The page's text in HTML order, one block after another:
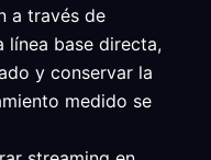
a través de
línea base directa,
y conservar la
medido se